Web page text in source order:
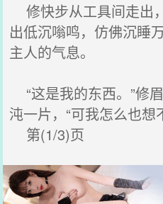
修快步从工具间走出
出低沉嗡鸣，仿佛沉睡
主人的气息。
“这是我的东西。”修
沌一片，“可我怎么也想
第(1/3)页